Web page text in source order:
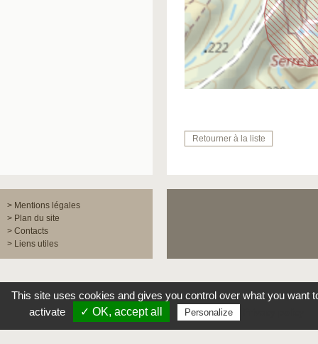
Retourner à la liste
> Mentions légales
> Plan du site
> Contacts
> Liens utiles
This site uses cookies and gives you control over what you want
activate
✓ OK, accept all Personalize